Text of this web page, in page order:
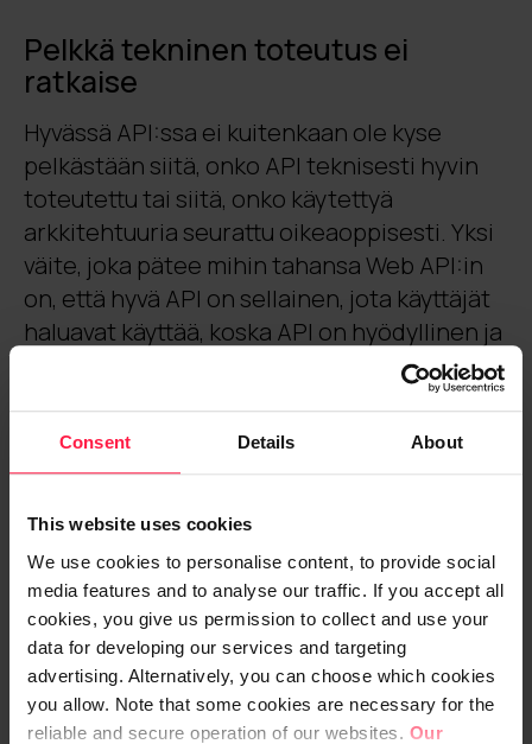
Consent Details About
This website uses cookies
We use cookies to personalise content, to provide social
media features and to analyse our traffic. If you accept all
cookies, you give us permission to collect and use your
data for developing our services and targeting
advertising. Alternatively, you can choose which cookies
you allow. Note that some cookies are necessary for the
reliable and secure operation of our websites. Our
Pelkkä tekninen toteutus ei
ratkaise
Hyvässä API:ssa ei kuitenkaan ole kyse
pelkästään siitä, onko API teknisesti hyvin
toteutettu tai siitä, onko käytettyä
arkkitehtuuria seurattu oikeaoppisesti. Yksi
väite, joka pätee mihin tahansa Web API:in
on, että hyvä API on sellainen, jota käyttäjät
haluavat käyttää, koska API on hyödyllinen ja
Kun yrityksesi alkaa miettiä, millaista API:a
rakentaa, kannattaa aloittaa siitä, mitä
määrittää tarkkaan keitä sen käyttäjät ovat,
mitä käyttäjät API:lla tekevät, mitä hyötyä se
tuo käyttäjille ja yritykselle, sekä mitä
mahdollisia riskejä tai ongelmia API voi
tuoda esille.